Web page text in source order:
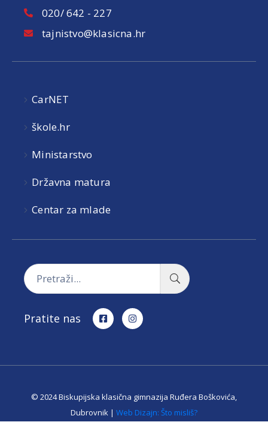
020/ 642 - 227
tajnistvo@klasicna.hr
CarNET
škole.hr
Ministarstvo
Državna matura
Centar za mlade
Pratite nas
© 2024 Biskupijska klasična gimnazija Ruđera Boškovića,
Dubrovnik | Web Dizajn: Što misliš?